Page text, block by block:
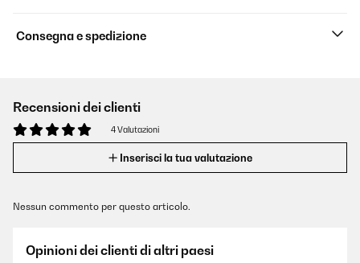
Consegna e spedizione
Recensioni dei clienti
4 Valutazioni
Inserisci la tua valutazione
Nessun commento per questo articolo.
Opinioni dei clienti di altri paesi